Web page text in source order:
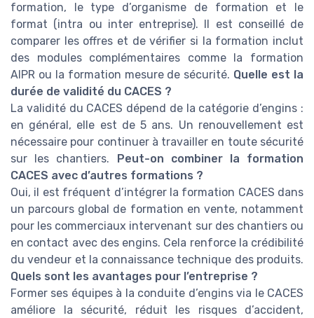
formation, le type d’organisme de formation et le
format (intra ou inter entreprise). Il est conseillé de
comparer les offres et de vérifier si la formation inclut
des modules complémentaires comme la formation
AIPR ou la formation mesure de sécurité. Quelle est la
durée de validité du CACES ?
La validité du CACES dépend de la catégorie d’engins :
en général, elle est de 5 ans. Un renouvellement est
nécessaire pour continuer à travailler en toute sécurité
sur les chantiers. Peut-on combiner la formation
CACES avec d’autres formations ?
Oui, il est fréquent d’intégrer la formation CACES dans
un parcours global de formation en vente, notamment
pour les commerciaux intervenant sur des chantiers ou
en contact avec des engins. Cela renforce la crédibilité
du vendeur et la connaissance technique des produits.
Quels sont les avantages pour l’entreprise ?
Former ses équipes à la conduite d’engins via le CACES
améliore la sécurité, réduit les risques d’accident,